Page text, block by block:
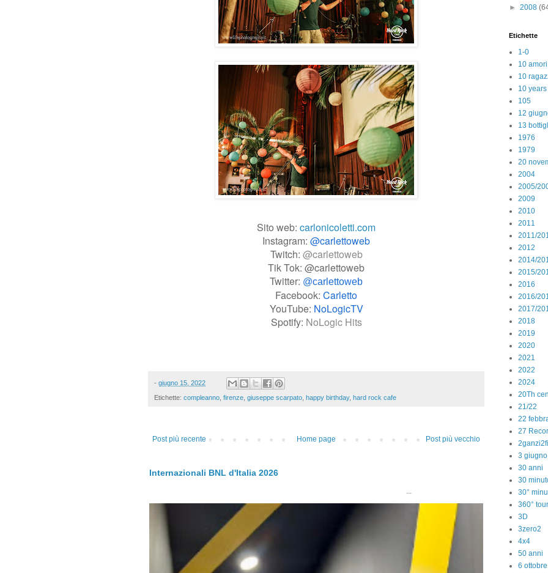
Sito web: carlonicoletti.com
Instagram: @carlettoweb
Twitch: @carlettoweb
Tik Tok: @carlettoweb
Twitter: @carlettoweb
Facebook: Carletto
YouTube: NoLogicTV
Spotify: NoLogic Hits
- giugno 15, 2022
Etichette: compleanno, firenze, giuseppe scarpato, happy birthday, hard rock cafe
Post più recente Post più vecchio
Home page
Internazionali BNL d'Italia 2026
...
► 2008
Etichette
1-0
10 amori
10
10 years
105
12
13
1976
1979
20
2004
2005/
2009
2010
2011
2011/
2012
2014/
2015/
2016
2016/
2017/
2018
2019
2020
2021
2022
2024
20Th
21/22
22
27
3
30 anni
30
30°
360° tour
3D
3zero2
4x4
50 anni
6